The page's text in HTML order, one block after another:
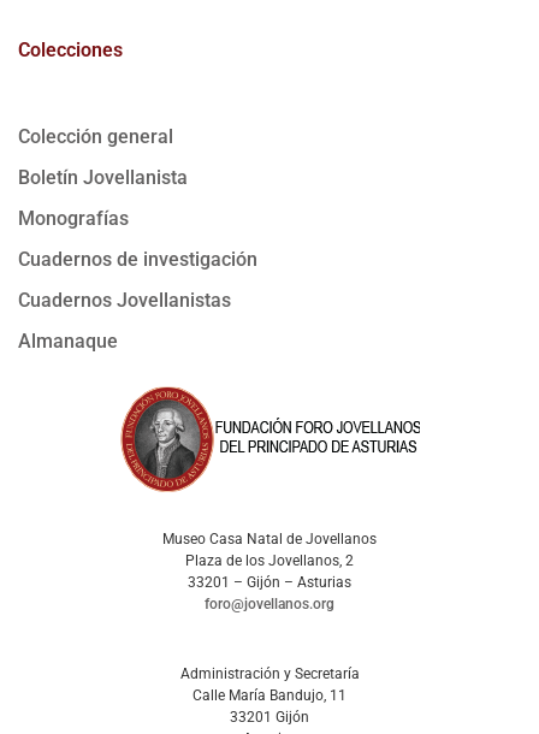
Colecciones
Colección general
Boletín Jovellanista
Monografías
Cuadernos de investigación
Cuadernos Jovellanistas
Almanaque
Museo Casa Natal de Jovellanos
Plaza de los Jovellanos, 2
33201 – Gijón – Asturias
foro@jovellanos.org
Administración y Secretaría
Calle María Bandujo, 11
33201 Gijón